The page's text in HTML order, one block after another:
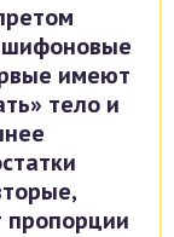
имеют
тело и
пропорции